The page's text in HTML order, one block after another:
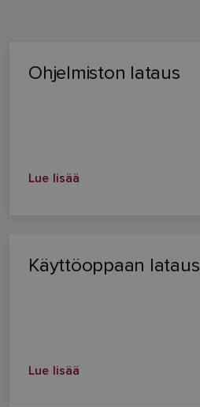
Ohjelmiston lataus
Lue lisää
Käyttöoppaan lataus
Lue lisää